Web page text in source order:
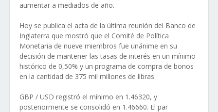
aumentar a mediados de año.
Hoy se publica el acta de la última reunión del Banco de
Inglaterra que mostró que el Comité de Política
Monetaria de nueve miembros fue unánime en su
decisión de mantener las tasas de interés en un mínimo
histórico de 0,50% y un programa de compra de bonos
en la cantidad de 375 mil millones de libras.
GBP / USD registró el mínimo en 1.46320, y
posteriormente se consolidó en 1.46660. El par